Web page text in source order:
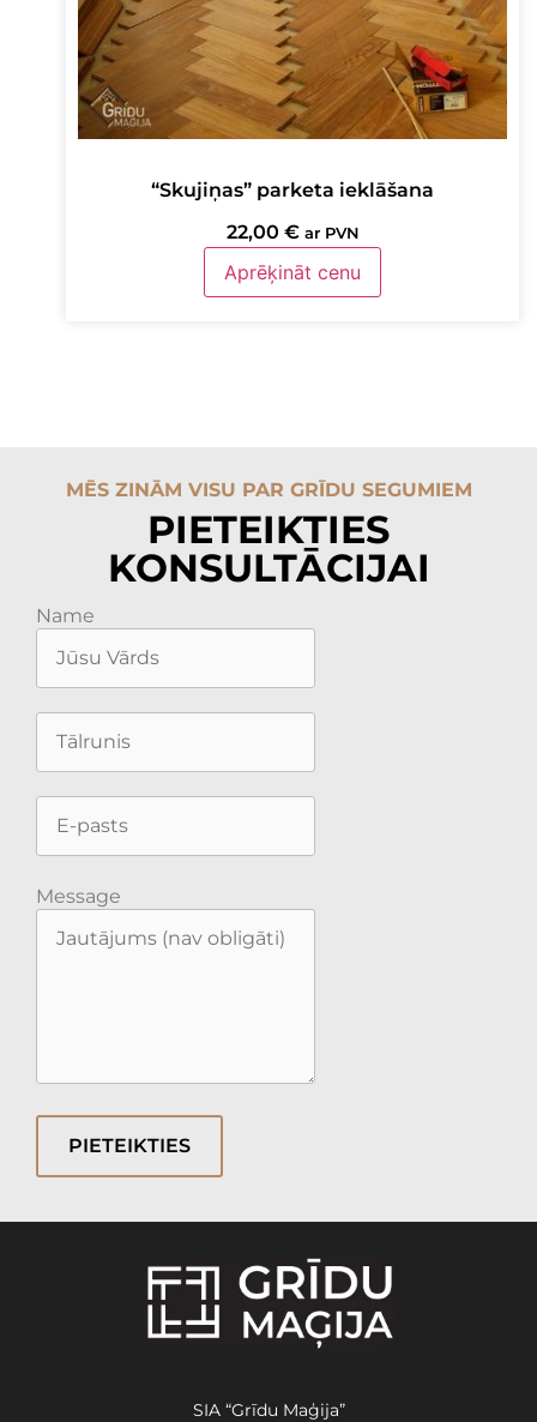
“Skujiņas” parketa ieklāšana
22,00 € ar PVN
Aprēķināt cenu
MĒS ZINĀM VISU PAR GRĪDU SEGUMIEM
PIETEIKTIES
KONSULTĀCIJAI
Name
Message
PIETEIKTIES
SIA “Grīdu Maģija”